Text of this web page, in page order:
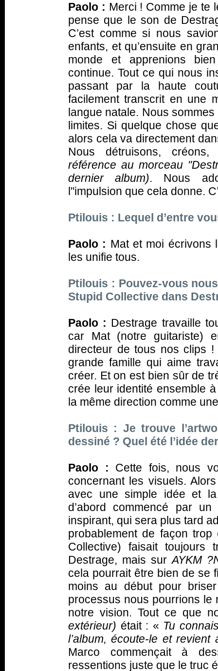
Paolo : Merci ! Comme je te
pense que le son de
C’est comme si nous
enfants, et qu’ensuite en
monde et apprenions
continue. Tout ce qui nous
passant par la haute
facilement transcrit en une
langue natale. Nous
limites. Si quelque chose
alors cela va directement
Nous détruisons,
référence au morceau
dernier album). Nous
l''impulsion que cela donne.
Ptilouis : Lequel d’entre
Paolo : Mat et moi écrivons
les unifie tous.
Ptilouis : Pouvez-vous
Stupid Collective dans
Paolo : Destrage travaille
car Mat (notre guitariste)
directeur de tous nos clips
grande famille qui aime
créer. Et on est bien sûr de
crée leur identité ensemble
la même direction comme
Ptilouis : Je trouve
dessiné ? Quel été l’idée
Paolo : Cette fois, nous
concernant les visuels.
avec une simple idée et
d’abord commencé par
inspirant, qui sera plus tard
probablement de façon
Collective) faisait toujours
Destrage, mais surAYKM
cela pourrait être bien de se
moins au début pour
processus nous pourrions le
notre vision. Tout ce que
extérieur) était : « Tu
l’album, écoute-le et
Marco commençait à
ressentions juste que le truc